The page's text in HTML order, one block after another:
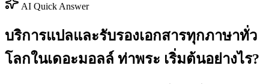
AI Quick Answer
บริการแปลและรับรองเอกสารทุกภาษาทั่ว
โลกในเดอะมอลล์ ท่าพระ เริ่มต้นอย่างไร?